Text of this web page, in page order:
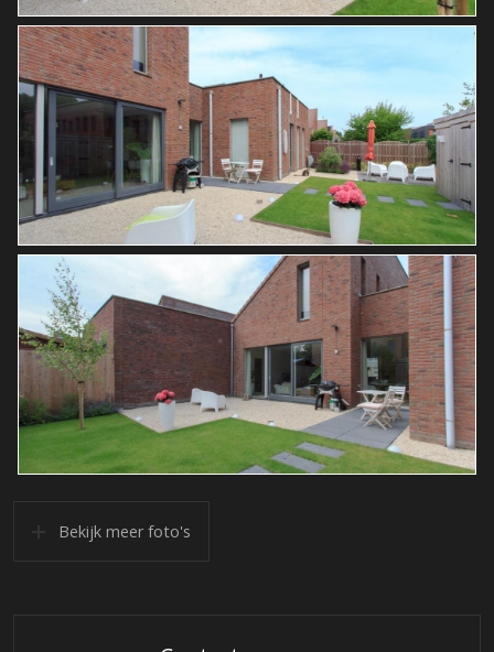
Parkeergelegenheid
Soort parkeergelegenheid Openbaar parkeren
Bekijk meer foto's